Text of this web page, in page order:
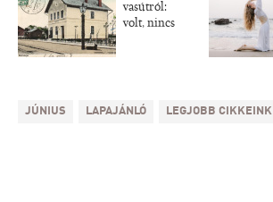
vasútról:
volt, nincs
JÚNIUS LAPAJÁNLÓ LEGJOBB CIKKEINK